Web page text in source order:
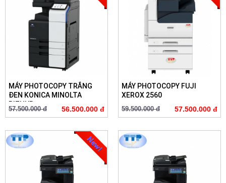
MÁY PHOTOCOPY TRẮNG
ĐEN KONICA MINOLTA
BIZHUB ...
57.500.000 đ 56.500.000 đ
MÁY PHOTOCOPY FUJI
XEROX 2560
59.500.000 đ 57.500.000 đ